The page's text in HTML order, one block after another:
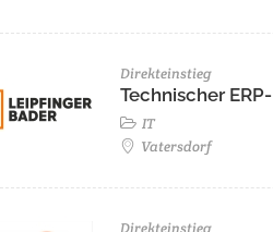
Direkteinstieg
Technischer
IT
Vatersdorf
Direkteinstieg